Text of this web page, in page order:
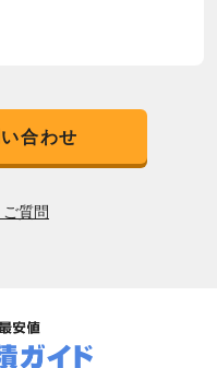
合わせ
質問